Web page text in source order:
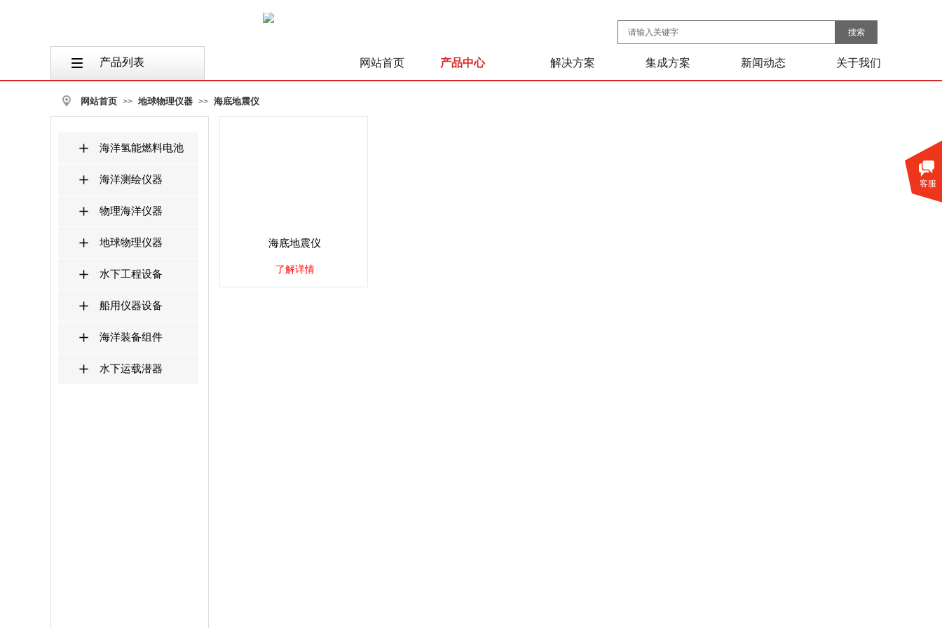
搜索
按钮文本
产品列表 网站首页 产品中心 解决方案 集成方案 新闻动态 关于我们
网站首页 >> 地球物理仪器 >> 海底地震仪
海底地震仪
了解详情
海洋氢能燃料电池
海洋测绘仪器
物理海洋仪器
地球物理仪器
水下工程设备
船用仪器设备
海洋装备组件
水下运载潜器
客服